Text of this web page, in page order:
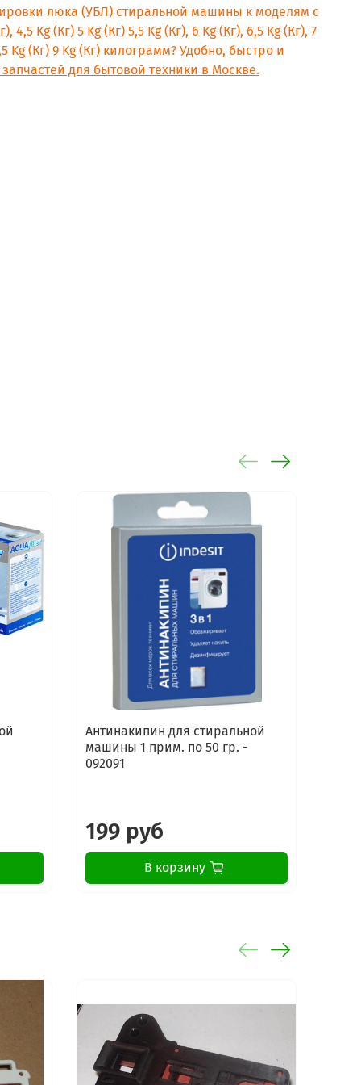
люка (УБЛ) стиральной машины к моделям с
4,5 Kg (Кг) 5 Kg (Кг) 5,5 Kg (Кг), 6 Kg (Кг), 6,5 Kg (Кг), 7
Kg (Кг) 9 Kg (Кг) килограмм? Удобно, быстро и
для бытовой техники в Москве.
Антинакипин для стиральной
машины 1 прим. по 50 гр. -
092091
199 руб
В корзину